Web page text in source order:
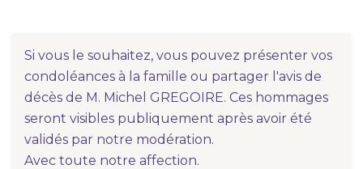
Si vous le souhaitez, vous pouvez présenter vos
condoléances à la famille ou partager l'avis de
décès de M. Michel GREGOIRE. Ces hommages
seront visibles publiquement après avoir été
validés par notre modération.
Avec toute notre affection.